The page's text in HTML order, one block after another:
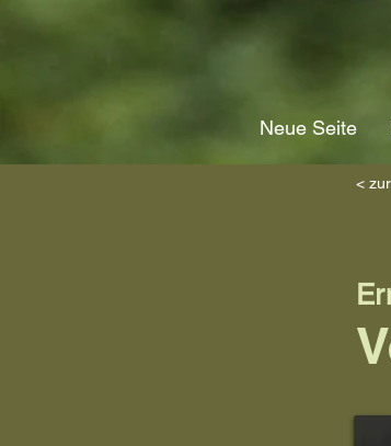
Neue Seite
<